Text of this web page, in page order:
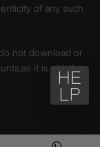
of any such
not download or
it is strictly